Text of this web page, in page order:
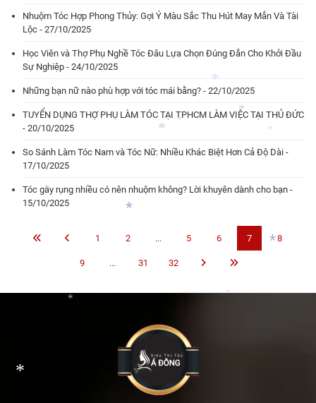
*
*
Nhuộm Tóc Hợp Phong Thủy: Gợi Ý Màu Sắc Thu Hút May Mắn Và Tài
Lộc - 27/10/2025
Học Viên và Thợ Phụ Nghề Tóc Đâu Lựa Chọn Đúng Đắn Cho Khởi Đầu
Sự Nghiệp - 24/10/2025
Những bạn nữ nào phù hợp với tóc mái bằng? - 22/10/2025
TUYỂN DỤNG THỢ PHỤ LÀM TÓC TẠI TPHCM LÀM VIỆC TẠI THỦ ĐỨC
- 20/10/2025
So Sánh Làm Tóc Nam và Tóc Nữ: Nhiều Khác Biệt Hơn Cả Độ Dài -
17/10/2025
Tóc gãy rụng nhiều có nên nhuộm không? Lời khuyên dành cho bạn -
15/10/2025
1 2 ... 5 6 7 8
9 ... 31 32